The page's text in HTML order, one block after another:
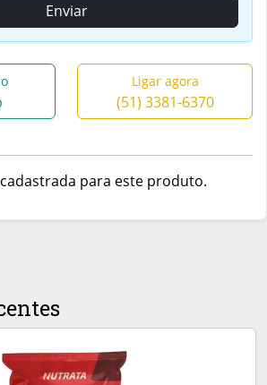
Enviar
Ligar agora
(51) 3381-6370
para este produto.